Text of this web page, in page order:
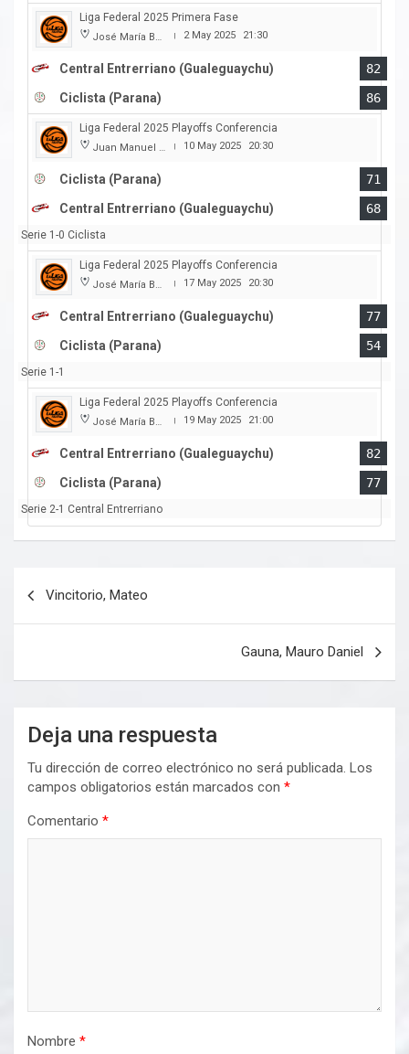
Liga Federal 2025 Primera Fase
José María Bertora | 2 May 2025 21:30
Central Entrerriano (Gualeguaychu)
82
Ciclista (Parana)
86
Liga Federal 2025 Playoffs Conferencia
Juan Manuel A. Baglietto | 10 May 2025 20:30
Ciclista (Parana)
71
Central Entrerriano (Gualeguaychu)
68
Serie 1-0 Ciclista
Liga Federal 2025 Playoffs Conferencia
José María Bertora | 17 May 2025 20:30
Central Entrerriano (Gualeguaychu)
77
Ciclista (Parana)
54
Serie 1-1
Liga Federal 2025 Playoffs Conferencia
José María Bertora | 19 May 2025 21:00
Central Entrerriano (Gualeguaychu)
82
Ciclista (Parana)
77
Serie 2-1 Central Entrerriano
Vincitorio, Mateo
Gauna, Mauro Daniel
Deja una respuesta
Tu dirección de correo electrónico no será publicada. Los
campos obligatorios están marcados con *
Comentario *
Nombre *